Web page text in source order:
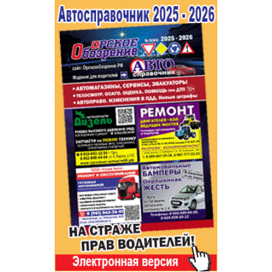
Строительство и ремонт
Авто и мото
Рестораны, кафе, бары
Развлечения и отдых
Спорт Фитнес
Недвижимость
Красота Косметология
Телекоммуникации и связь
Торговля
Бизнес и финансы
Юристы, Экспертиза, Страхование
Ремонт
Социальные организации
Это интересно
Администрация
Популярное →
Строительство и ремонт